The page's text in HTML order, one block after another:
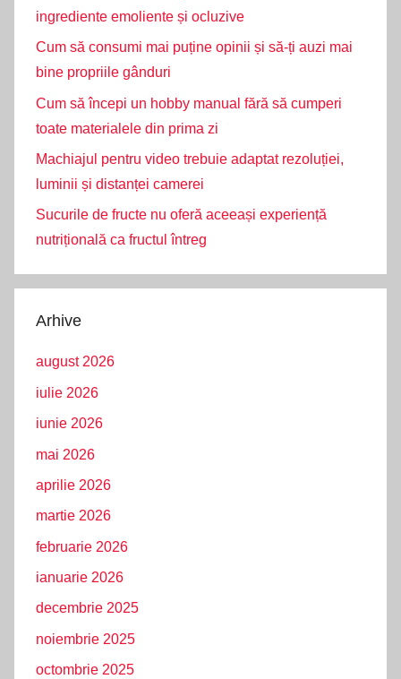
ingrediente emoliente și ocluzive
Cum să consumi mai puține opinii și să-ți auzi mai
bine propriile gânduri
Cum să începi un hobby manual fără să cumperi
toate materialele din prima zi
Machiajul pentru video trebuie adaptat rezoluției,
luminii și distanței camerei
Sucurile de fructe nu oferă aceeași experiență
nutrițională ca fructul întreg
Arhive
august 2026
iulie 2026
iunie 2026
mai 2026
aprilie 2026
martie 2026
februarie 2026
ianuarie 2026
decembrie 2025
noiembrie 2025
octombrie 2025